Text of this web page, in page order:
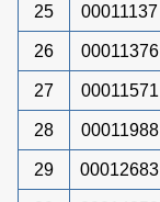
25 00011137
26 00011376
27 00011571
28 00011988
29 00012683